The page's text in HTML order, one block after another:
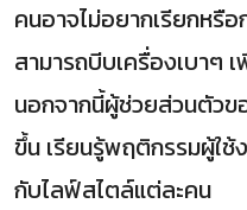
คนอาจไม่อยากเรียกหรื
สามารถบีบเครื่องเบาๆ
นอกจากนี้ผู้ช่วยส่วนตัวข
ขึ้น เรียนรู้พฤติกรรมผู้ใช้
กับไลฟ์สไตล์แต่ละคน